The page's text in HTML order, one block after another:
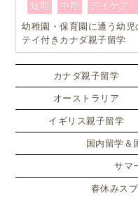
短期 中期 デイケア
幼稚園・保育園に通う幼
テイ付きカナダ親子留学
カナダ親子留学
オーストラリア
イギリス親子留学
国内留学＆
サマ
春休みス